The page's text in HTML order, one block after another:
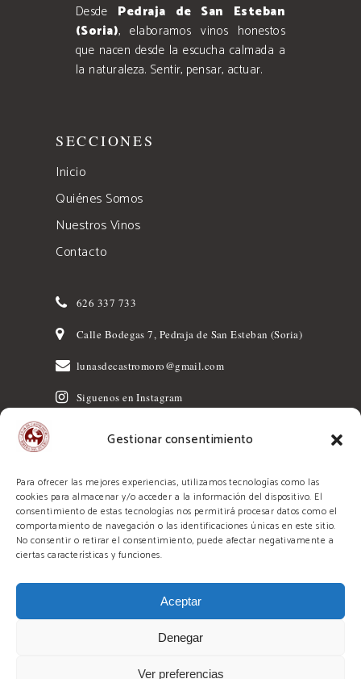
Gestionar consentimiento
Para ofrecer las mejores experiencias, utilizamos tecnologías como las
cookies para almacenar y/o acceder a la información del dispositivo. El
consentimiento de estas tecnologías nos permitirá procesar datos como el
comportamiento de navegación o las identificaciones únicas en este sitio.
No consentir o retirar el consentimiento, puede afectar negativamente a
ciertas características y funciones.
Aceptar
Denegar
Ver preferencias
Desde Pedraja de San Esteban
(Soria), elaboramos vinos honestos
que nacen desde la escucha calmada a
la naturaleza. Sentir, pensar, actuar.
SECCIONES
Inicio
Quiénes Somos
Nuestros Vinos
Contacto
626 337 733
Calle Bodegas 7, Pedraja de San Esteban (Soria)
lunasdecastromoro@gmail.com
Siguenos en Instagram
Programa Kit Digital cofinanciado por los
fondos Next Generation (UE) del
mecanismo de recuperación y resiliencia.
Hecho por:
Política de Cookies | Accesibilidad